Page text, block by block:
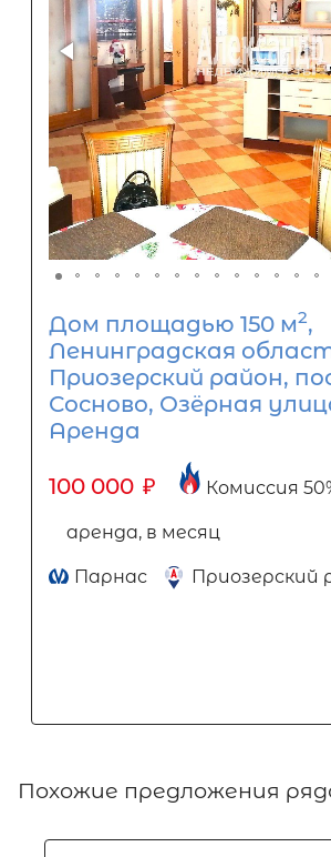
Дом площадью 150 м2,
Ленинградская
Приозерский район,
Сосново, Озёрная
Аренда
100 000 ₽ Комиссия
аренда, в месяц
Парнас Приозерский
Похожие предложения